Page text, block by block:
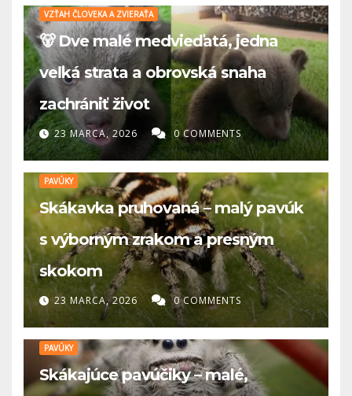
VZŤAH ČLOVEKA A ZVIERAŤA
🐻 Dve malé medvieďatá, jedna
veľká strata a obrovská snaha
zachrániť život
23 MARCA, 2026 0 COMMENTS
PAVÚKY
Skákavka pruhovaná – malý pavúk
s výborným zrakom a presným
skokom
23 MARCA, 2026 0 COMMENTS
PAVÚKY
Skákajúce pavúčiky – malé,